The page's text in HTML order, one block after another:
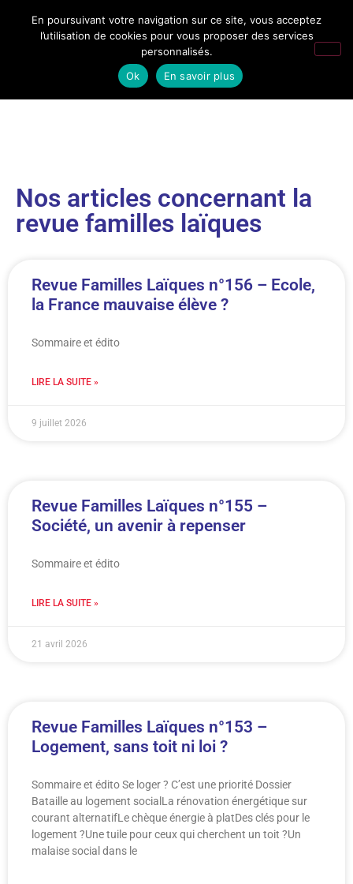
Nos articles concernant la
revue familles laïques
Revue Familles Laïques n°156 – Ecole,
la France mauvaise élève ?
Sommaire et édito
LIRE LA SUITE »
9 juillet 2026
Revue Familles Laïques n°155 –
Société, un avenir à repenser
Sommaire et édito
LIRE LA SUITE »
21 avril 2026
Revue Familles Laïques n°153 –
Logement, sans toit ni loi ?
Sommaire et édito Se loger ? C’est une priorité Dossier
Bataille au logement socialLa rénovation énergétique sur
courant alternatifLe chèque énergie à platDes clés pour le
logement ?Une tuile pour ceux qui cherchent un toit ?Un
malaise social dans le
En poursuivant votre navigation sur ce site, vous acceptez
l’utilisation de cookies pour vous proposer des services
personnalisés.
Ok
En savoir plus